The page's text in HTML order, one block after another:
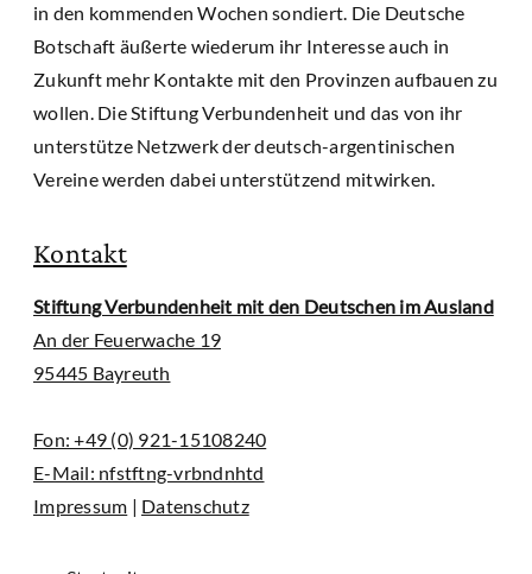
in den kommenden Wochen sondiert. Die Deutsche
Botschaft äußerte wiederum ihr Interesse auch in
Zukunft mehr Kontakte mit den Provinzen aufbauen zu
wollen. Die Stiftung Verbundenheit und das von ihr
unterstütze Netzwerk der deutsch-argentinischen
Vereine werden dabei unterstützend mitwirken.
Kontakt
Stiftung Verbundenheit mit den Deutschen im Ausland
An der Feuerwache 19
95445 Bayreuth
Fon: +49 (0) 921-15108240
E-Mail: nfstftng-vrbndnhtd
Impressum | Datenschutz